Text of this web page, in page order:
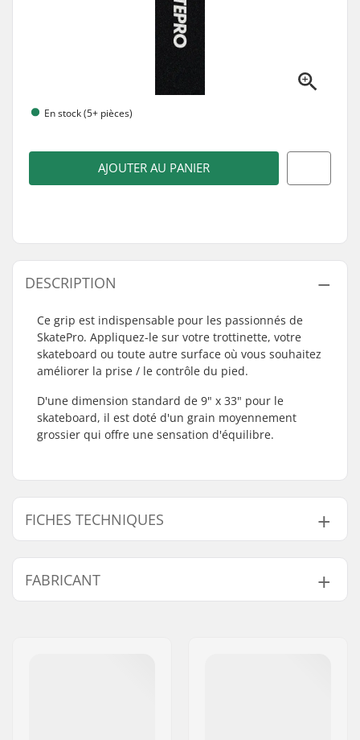
En stock (5+ pièces)
AJOUTER AU PANIER
DESCRIPTION
Ce grip est indispensable pour les passionnés de
SkatePro. Appliquez-le sur votre trottinette, votre
skateboard ou toute autre surface où vous souhaitez
améliorer la prise / le contrôle du pied.
D'une dimension standard de 9" x 33" pour le
skateboard, il est doté d'un grain moyennement
grossier qui offre une sensation d'équilibre.
FICHES TECHNIQUES
Longueur :
83.8cm (33")
Largeur :
FABRICANT